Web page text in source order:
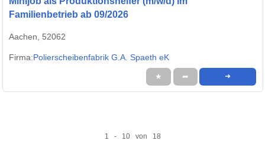
Familienbetrieb ab 09/2026
Aachen, 52062
Firma:Polierscheibenfabrik G.A. Spaeth eK
★ ➦ ➜
1 - 10 von 18